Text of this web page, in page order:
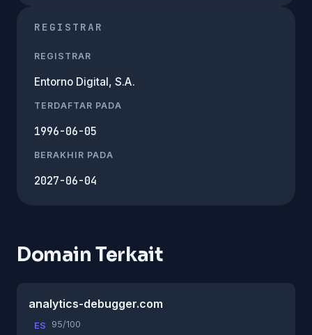
REGISTRAR
REGISTRAR
Entorno Digital, S.A.
TERDAFTAR PADA
1996-06-05
BERAKHIR PADA
2027-06-04
Domain Terkait
analytics-debugger.com
ES 95/100